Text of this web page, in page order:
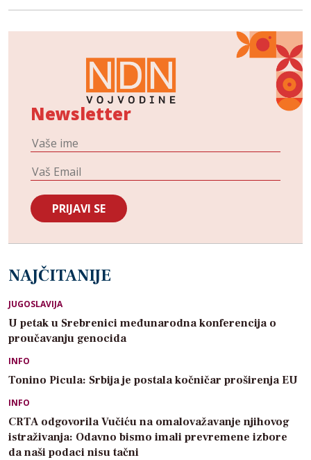
Newsletter
NAJČITANIJE
JUGOSLAVIJA
U petak u Srebrenici međunarodna konferencija o
proučavanju genocida
INFO
Tonino Picula: Srbija je postala kočničar proširenja EU
INFO
CRTA odgovorila Vučiću na omalovažavanje njihovog
istraživanja: Odavno bismo imali prevremene izbore
da naši podaci nisu tačni